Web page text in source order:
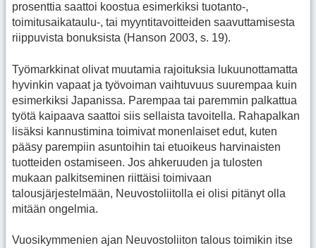
prosenttia saattoi koostua esimerkiksi tuotanto-,
toimitusaikataulu-, tai myyntitavoitteiden saavuttamisesta
riippuvista bonuksista (Hanson 2003, s. 19).
Työmarkkinat olivat muutamia rajoituksia lukuunottamatta
hyvinkin vapaat ja työvoiman vaihtuvuus suurempaa kuin
esimerkiksi Japanissa. Parempaa tai paremmin palkattua
työtä kaipaava saattoi siis sellaista tavoitella. Rahapalkan
lisäksi kannustimina toimivat monenlaiset edut, kuten
pääsy parempiin asuntoihin tai etuoikeus harvinaisten
tuotteiden ostamiseen. Jos ahkeruuden ja tulosten
mukaan palkitseminen riittäisi toimivaan
talousjärjestelmään, Neuvostoliitolla ei olisi pitänyt olla
mitään ongelmia.
Vuosikymmenien ajan Neuvostoliiton talous toimikin itse